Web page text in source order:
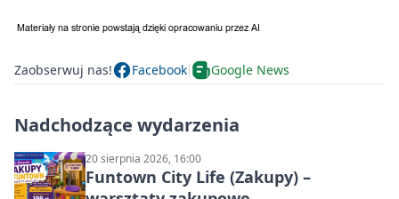
Zaobserwuj nas! Facebook Google News
Nadchodzące wydarzenia
20 sierpnia 2026, 16:00
Funtown City Life (Zakupy) –